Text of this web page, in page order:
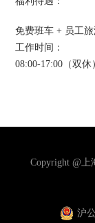
免费班车 + 员工
工作时间：
08:00-17:00（双休
Copyright @
沪